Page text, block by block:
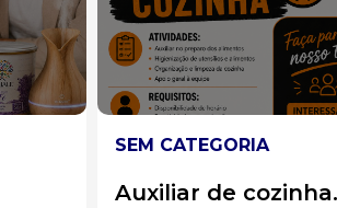
SEM CATEGORIA
Operadora de